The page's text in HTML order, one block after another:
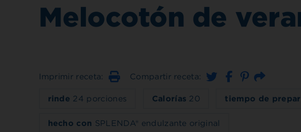
Melocotón de
Imprimir receta: Imprimir
Compartir receta: Correo
rinde 24 porciones Calorías 20 tiempo de
hecho con SPLENDA® endulzante original